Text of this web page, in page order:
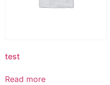
test
Read more